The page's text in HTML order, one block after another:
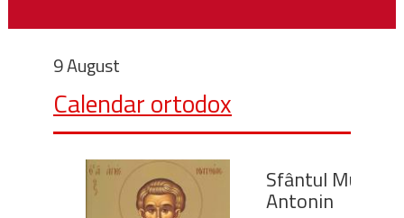
9 August
Calendar ortodox
Sfântul Mucenic
Antonin